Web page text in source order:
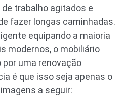
trabalho agitados e
fazer longas caminhadas.
equipando a maioria
modernos, o mobiliário
uma renovação
é que isso seja apenas o
a seguir: